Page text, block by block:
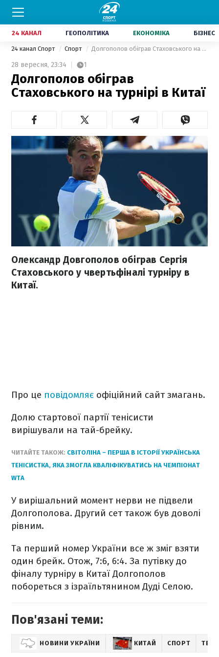
24 КАНАЛ ГЕОПОЛІТИКА ЕКОНОМІКА БІЗНЕС
24 канал Спорт Спорт Долгополов обіграв Стаховського на турнірі в Китаї
28 вересня, 23:34 1
Долгополов обіграв
Стаховського на турнірі в Китаї
Олександр Довгополов обіграв Сергія
Стаховського у чвертьфіналі турніру в
Китаї.
Про це повідомляє офіційний сайт змагань.
Долю стартової партії тенісисти
вирішували на тай-брейку.
ЧИТАЙТЕ ТАКОЖ: СВІТОЛІНА – ПЕРША В ІСТОРІЇ УКРАЇНСЬКА
ТЕНІСИСТКА, ЯКА ЗМОГЛА КВАЛІФІКУВАТИСЬ НА ЧЕМПІОНАТ
WTA
У вирішальний момент нерви не підвели
Долгополова. Другий сет також був доволі
рівним.
Та перший номер України все ж зміг взяти
один брейк. Отож, 7:6, 6:4. За путівку до
фіналу турніру в Китаї Долгополов
побореться з ізраїльтянином Дуді Селою.
Пов'язані теми:
НОВИНИ УКРАЇНИ КИТАЙ СПОРТ